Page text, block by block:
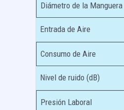
Diámetro de la Manguera
Entrada de Aire
Consumo de Aire
Nivel de ruido (dB)
Presión Laboral